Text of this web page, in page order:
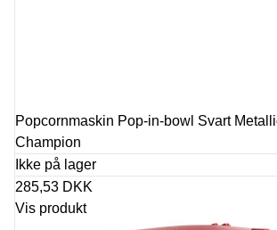
Popcornmaskin Pop-in-bowl Svart
Champion
Ikke på lager
285,53 DKK
Vis produkt